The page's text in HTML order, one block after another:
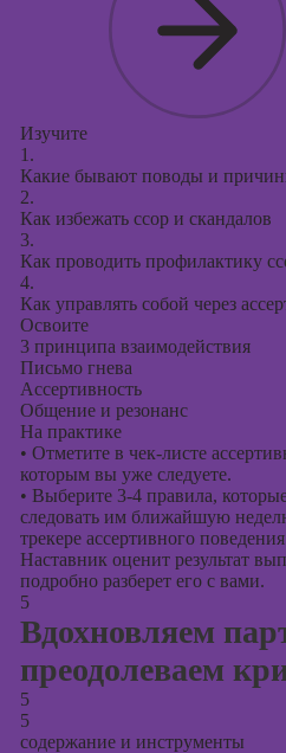
Изучите
1.
Какие бывают поводы и
2.
Как избежать ссор и скандалов
3.
Как проводить профилактику
4.
Как управлять собой через
Освоите
3 принципа взаимодействия
Письмо гнева
Ассертивность
Общение и резонанс
На практике
• Отметите в чек-листе
которым вы уже следуете.
• Выберите 3-4 правила,
следовать им ближайшую
трекере ассертивного
Наставник оценит результат
подробно разберет его с вами.
5
Вдохновляем
преодолеваем
5
5
содержание и инструменты